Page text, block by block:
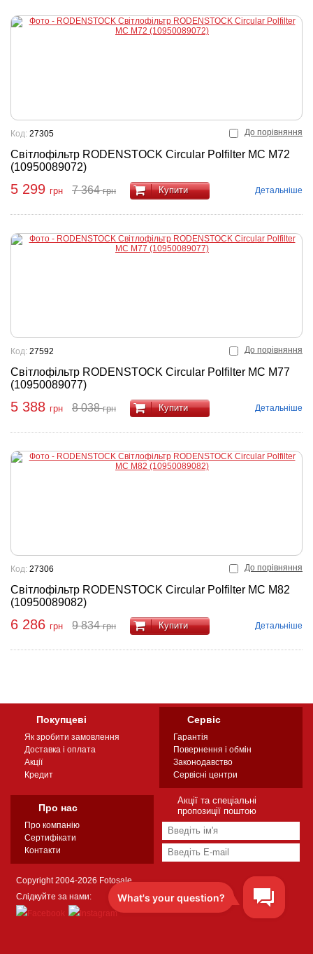
До порівняння
Світлофільтр RODENSTOCK Circular Polfilter MC M72
(10950089072)
Код: 27305
5 299 грн 7 364грн Купити Детальніше
До порівняння
Світлофільтр RODENSTOCK Circular Polfilter MC M77
(10950089077)
Код: 27592
5 388 грн 8 038грн Купити Детальніше
До порівняння
Світлофільтр RODENSTOCK Circular Polfilter MC M82
(10950089082)
Код: 27306
6 286 грн 9 834грн Купити Детальніше
Покупцеві
Як зробити замовлення
Доставка і оплата
Акції
Кредит
Сервіс
Гарантія
Повернення і обмін
Законодавство
Сервісні центри
Про нас
Про компанію
Сертифікати
Контакти
Акції та спеціальні
пропозиції поштою
Copyright 2004-2026 Fotosale
Слідкуйте за нами: